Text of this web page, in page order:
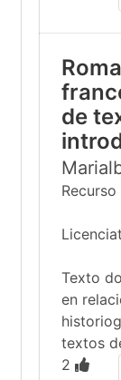
de
Texto
en
textos
2